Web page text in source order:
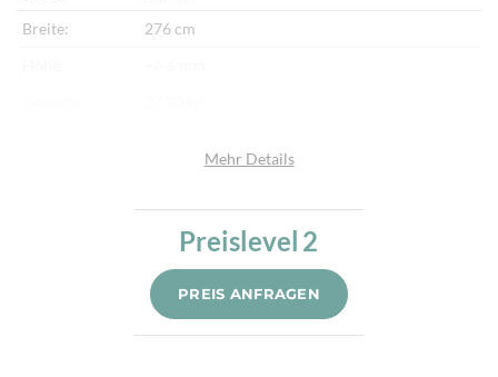
Breite:
276 cm
Baumwolle
Handgemacht
Natürliche Schafwolle, Von Hand geknüpft,
Mehr Details
Preislevel 2
PREIS ANFRAGEN